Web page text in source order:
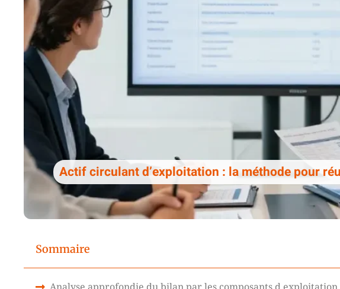
Actif circulant d’exploitation : la méthode pour
Sommaire